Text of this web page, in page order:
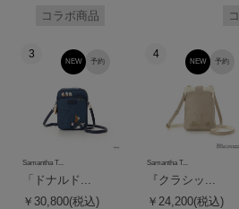
コラボ商品
3
予約
NEW
Samantha T...
「ドナルド...
￥30,800(税込)
4
予約
NEW
Samantha T...
『クラシッ...
￥24,200(税込)